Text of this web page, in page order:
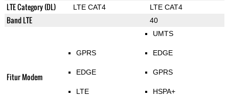
LTE Category (DL) LTE CAT4 LTE CAT4
Band LTE 40
Fitur Modem
GPRS
EDGE
LTE
UMTS
EDGE
GPRS
HSPA+